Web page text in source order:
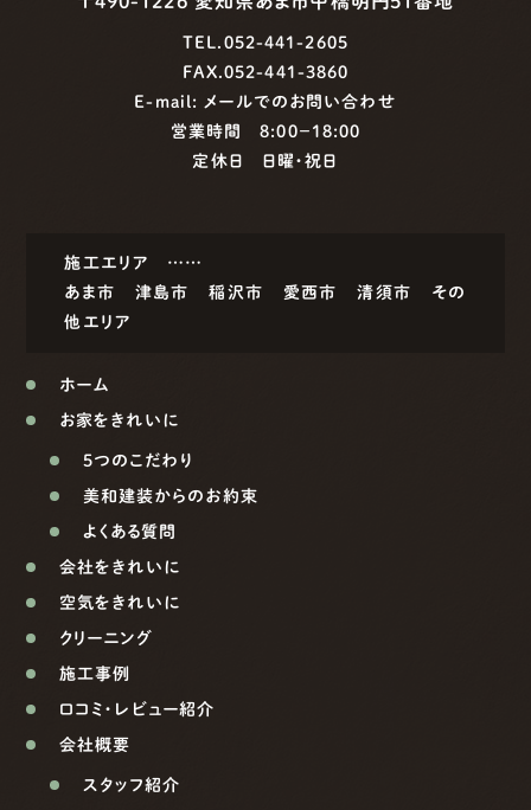
TEL.052-441-2605
FAX.052-441-3860
E-mail: メールでのお問い合わせ
営業時間 8:00−18:00
定休日 日曜・祝日
施工エリア ……
あま市
津島市 稲沢市 愛西市 清須市
その
他エリア
ホーム
お家をきれいに
5つのこだわり
美和建装からのお約束
よくある質問
会社をきれいに
空気をきれいに
クリーニング
施工事例
口コミ・レビュー紹介
会社概要
スタッフ紹介